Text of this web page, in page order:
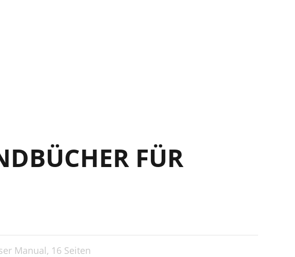
FÜR
Manual, 16 Seiten